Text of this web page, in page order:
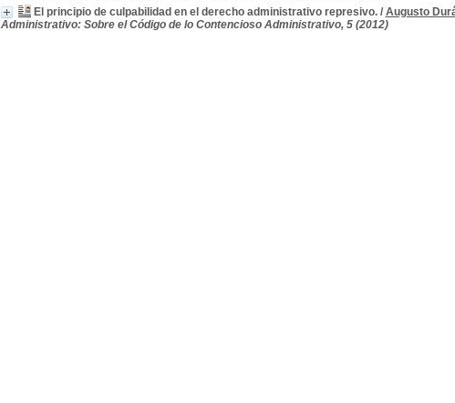
El principio de culpabilidad en el derecho administrativo represivo./ Augusto
Administrativo: Sobre el Código de lo Contencioso Administrativo, 5 (2012)